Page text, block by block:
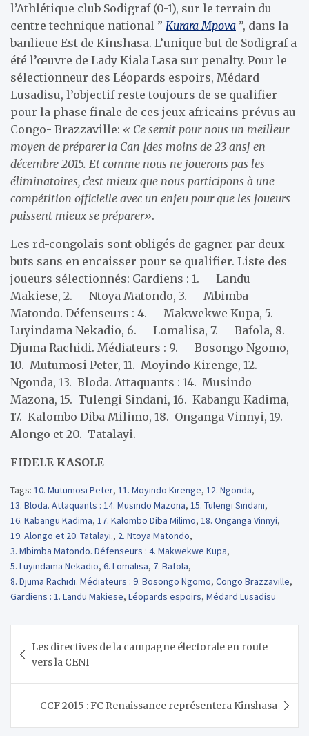
l’Athlétique club Sodigraf (0-1), sur le terrain du
centre technique national ” Kurara Mpova ”, dans la
banlieue Est de Kinshasa. L’unique but de Sodigraf a
été l’œuvre de Lady Kiala Lasa sur penalty. Pour le
sélectionneur des Léopards espoirs, Médard
Lusadisu, l’objectif reste toujours de se qualifier
pour la phase finale de ces jeux africains prévus au
Congo- Brazzaville: « Ce serait pour nous un meilleur
moyen de préparer la Can [des moins de 23 ans] en
décembre 2015. Et comme nous ne jouerons pas les
éliminatoires, c’est mieux que nous participons à une
compétition officielle avec un enjeu pour que les joueurs
puissent mieux se préparer».
Les rd-congolais sont obligés de gagner par deux
buts sans en encaisser pour se qualifier. Liste des
joueurs sélectionnés: Gardiens : 1. Landu
Makiese, 2. Ntoya Matondo, 3. Mbimba
Matondo. Défenseurs : 4. Makwekwe Kupa, 5.
Luyindama Nekadio, 6. Lomalisa, 7. Bafola, 8.
Djuma Rachidi. Médiateurs : 9. Bosongo Ngomo,
10. Mutumosi Peter, 11. Moyindo Kirenge, 12.
Ngonda, 13. Bloda. Attaquants : 14. Musindo
Mazona, 15. Tulengi Sindani, 16. Kabangu Kadima,
17. Kalombo Diba Milimo, 18. Onganga Vinnyi, 19.
Alongo et 20. Tatalayi​.
FIDELE KASOLE
Tags: 10. Mutumosi Peter, 11. Moyindo Kirenge, 12. Ngonda,
13. Bloda. Attaquants : 14. Musindo Mazona, 15. Tulengi Sindani,
16. Kabangu Kadima, 17. Kalombo Diba Milimo, 18. Onganga Vinnyi,
19. Alongo et 20. Tatalayi​., 2. Ntoya Matondo,
3. Mbimba Matondo. Défenseurs : 4. Makwekwe Kupa,
5. Luyindama Nekadio, 6. Lomalisa, 7. Bafola,
8. Djuma Rachidi. Médiateurs : 9. Bosongo Ngomo, Congo Brazzaville,
Gardiens : 1. Landu Makiese, Léopards espoirs, Médard Lusadisu
de
l’article
Les directives de la campagne électorale en route
vers la CENI
CCF 2015 : FC Renaissance représentera Kinshasa